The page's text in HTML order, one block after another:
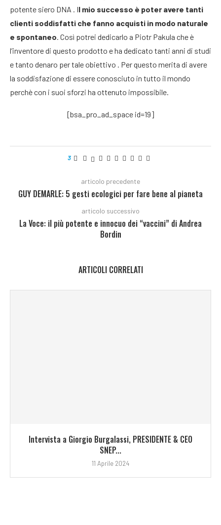
potente siero DNA . Il mio successo è poter avere tanti
clienti soddisfatti che fanno acquisti in modo naturale
e spontaneo. Così potrei dedicarlo a Piotr Pakula che è
l’inventore di questo prodotto e ha dedicato tanti anni di studi
e tanto denaro per tale obiettivo . Per questo merita di avere
la soddisfazione di essere conosciuto in tutto il mondo
perchè con i suoi sforzi ha ottenuto impossibile.
[bsa_pro_ad_space id=19]
3
articolo precedente
GUY DEMARLE: 5 gesti ecologici per fare bene al pianeta
articolo successivo
La Voce: il più potente e innocuo dei “vaccini” di Andrea
Bordin
ARTICOLI CORRELATI
Intervista a Giorgio Burgalassi, PRESIDENTE & CEO
SNEP...
11 Aprile 2024